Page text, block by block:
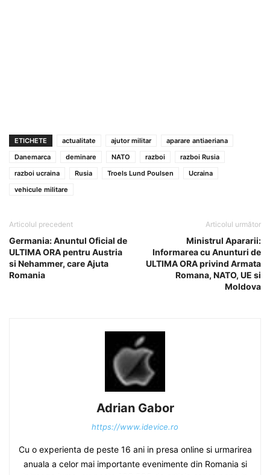
ETICHETE actualitate ajutor militar
aparare antiaeriana
Danemarca
deminare NATO razboi
razboi Rusia
razboi ucraina
Rusia Troels Lund Poulsen
Ucraina
vehicule militare
Articolul precedent
Germania: Anuntul Oficial de
ULTIMA ORA pentru Austria
si Nehammer, care Ajuta
Romania
Articolul următor
Ministrul Apararii:
Informarea cu Anunturi de
ULTIMA ORA privind Armata
Romana, NATO, UE si
Moldova
Adrian Gabor
https://www.idevice.ro
Cu o experienta de peste 16 ani in presa online si urmarirea
anuala a celor mai importante evenimente din Romania si